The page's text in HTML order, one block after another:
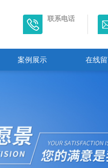
联系电话
案例展示 在线